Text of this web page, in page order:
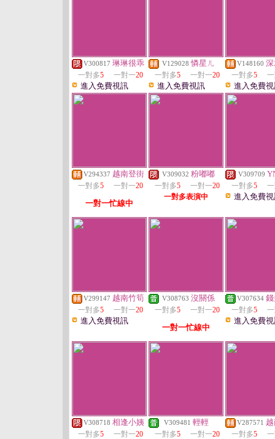
V300817 琳琳很乖
一對多5 一對一20
進入免費視訊
V129028 憐星ㄦ
一對多5 一對一20
進入免費視訊
V148160
一對多5
進入免費
V294337 越南登街
一對多5 一對一20
一對一忙線中
V309032 粉嘟嘟
一對多5 一對一20
一對多表演中
V309709
一對多5
進入免費
V299147 越南竹筍
一對多5 一對一20
進入免費視訊
V308763 沒關係
一對多5 一對一20
一對一忙線中
V307634
一對多5
進入免費
V308718 相逢小姨
一對多5 一對一20
V309481 輕輕
一對多5 一對一20
V287571
一對多5